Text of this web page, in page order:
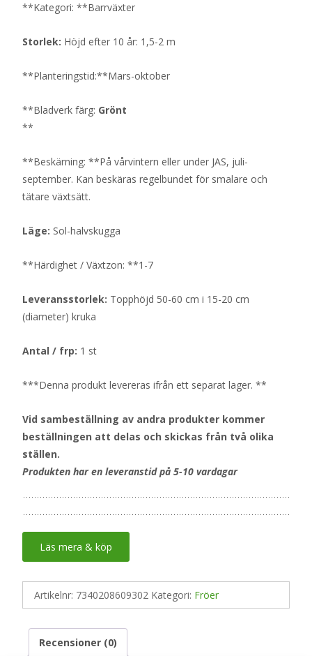
**Kategori: **Barrväxter
Storlek: Höjd efter 10 år: 1,5-2 m
**Planteringstid:**Mars-oktober
**Bladverk färg: Grönt
**
**Beskärning: **På vårvintern eller under JAS, juli-
september. Kan beskäras regelbundet för smalare och
tätare växtsätt.
Läge: Sol-halvskugga
**Härdighet / Växtzon: **1-7
Leveransstorlek: Topphöjd 50-60 cm i 15-20 cm
(diameter) kruka
Antal / frp: 1 st
***Denna produkt levereras ifrån ett separat lager. **
Vid sambeställning av andra produkter kommer
beställningen att delas och skickas från två olika
ställen.
Produkten har en leveranstid på 5-10 vardagar
Läs mera & köp
Artikelnr: 7340208609302 Kategori: Fröer
Recensioner (0)